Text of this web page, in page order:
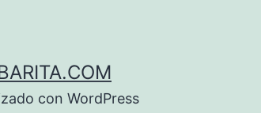
con WordPress